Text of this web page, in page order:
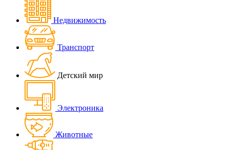
Недвижимость
Транспорт
Детский мир
Электроника
Животные